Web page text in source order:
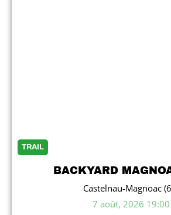
TRAIL
BACKYARD
Castelnau-Magnoac
7 août, 2026 19:00